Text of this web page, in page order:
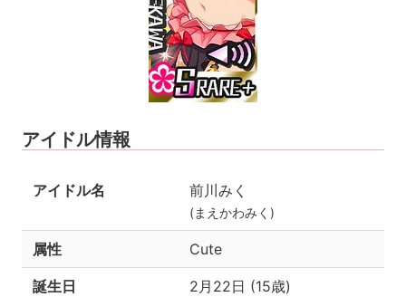
アイドル情報
アイドル名 前川みく
(まえかわみく)
属性 Cute
誕生日 2月22日 (15歳)